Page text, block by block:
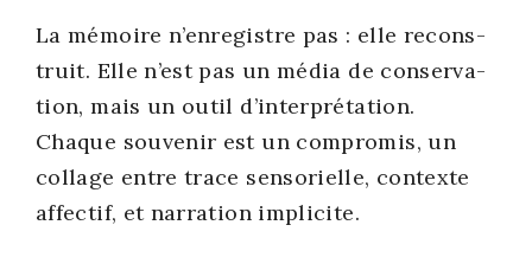
La mémoire n’enregistre pas : elle recons­
truit. Elle n’est pas un média de conser­va­
tion, mais un outil d’interprétation.
Chaque sou­ve­nir est un com­pro­mis, un
col­lage entre trace sen­so­rielle, contexte
affec­tif, et nar­ra­tion impli­cite.